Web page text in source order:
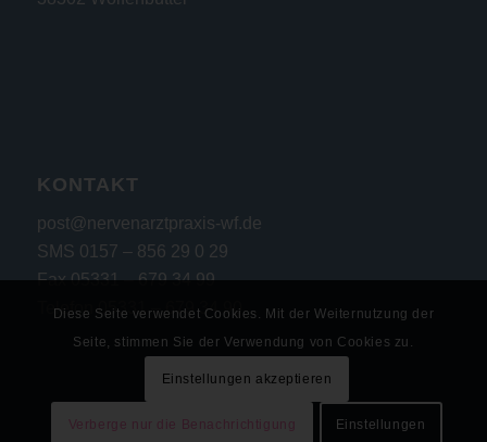
KONTAKT
post@nervenarztpraxis-wf.de
SMS 0157 – 856 29 0 29
Fax 05331 – 679 34 99
Telefon 05331 – 679 34 90
Diese Seite verwendet Cookies. Mit der Weiternutzung der
Seite, stimmen Sie der Verwendung von Cookies zu.
Einstellungen akzeptieren
Verberge nur die Benachrichtigung Einstellungen